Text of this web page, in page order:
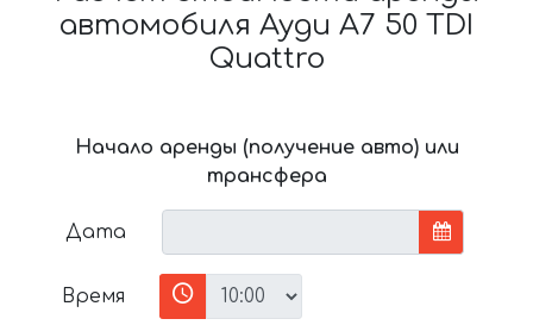
автомобиля Ауди A7 50 TDI
Quattro
Начало аренды (получение авто) или
трансфера
Дата
Время